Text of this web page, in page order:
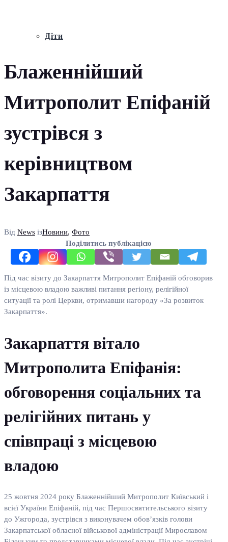
Діти
Блаженнійший
Митрополит Епіфаній
зустрівся з
керівництвом
Закарпаття
Від News ізНовини, Фото
Поділитись публікацією
Під час візиту до Закарпаття Митрополит Епіфаній обговорив
із місцевою владою важливі питання регіону, релігійної
ситуації та ролі Церкви, отримавши нагороду «За розвиток
Закарпаття».
Закарпаття вітало
Митрополита Епіфанія:
обговорення соціальних та
релігійних питань у
співпраці з місцевою
владою
25 жовтня 2024 року Блаженнійший Митрополит Київський і
всієї України Епіфаній, під час Першосвятительського візиту
до Ужгорода, зустрівся з виконувачем обов’язків голови
Закарпатської обласної військової адміністрації Мирославом